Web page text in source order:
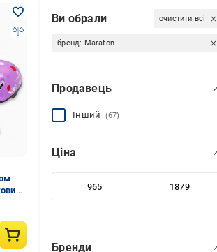
Ви обрали очистити всі
бренд: Maraton
Продавець
Інший (67)
Ціна
Бренди